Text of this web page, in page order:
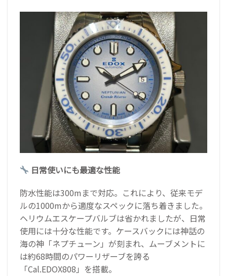
日常使いにも最適な性能
防水性能は300mまで対応。これにより、従来モデ
ルの1000mから適度なスペックに落ち着きました。
ヘリウムエスケープバルブは省かれましたが、日常
使用には十分な性能です。ケースバックには神話の
海の神「ネプチューン」が刻まれ、ムーブメントに
は約68時間のパワーリザーブを誇る
「Cal.EDOX808」を搭載。